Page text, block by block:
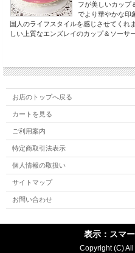
フが美しいカップ
でより華やかな印
国人のライフスタイルを感じさせてくれ
しい上質なエンズレイのカップ＆ソーサ
お店のトップへ戻る
カートを見る
ご利用案内
特定商取引法表示
個人情報の取扱い
サイトマップ
お問い合わせ
表示：スマー
Copyright (C)